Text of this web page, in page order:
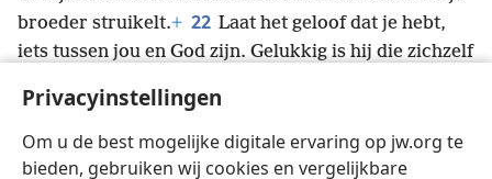
Privacyinstellingen
Om u de best mogelijke digitale ervaring op jw.org te
bieden, gebruiken wij cookies en vergelijkbare
broeder struikelt.+ 22 Laat het geloof dat je hebt,
iets tussen jou en God zijn. Gelukkig is hij die zichzelf
twijfelt, is hij al veroordeeld als hij eet, omdat hij niet
uit geloof eet. Alles wat niet uit geloof wordt gedaan,
is zonde.